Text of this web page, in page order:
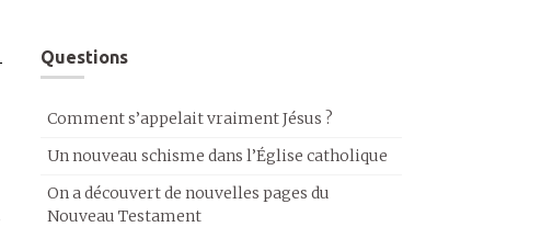
Questions
Comment s’appelait vraiment Jésus ?
Un nouveau schisme dans l’Église catholique
On a découvert de nouvelles pages du
Nouveau Testament